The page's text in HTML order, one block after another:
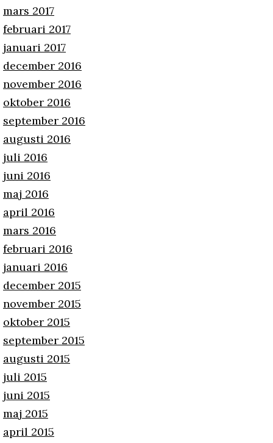
mars 2017
februari 2017
januari 2017
december 2016
november 2016
oktober 2016
september 2016
augusti 2016
juli 2016
juni 2016
maj 2016
april 2016
mars 2016
februari 2016
januari 2016
december 2015
november 2015
oktober 2015
september 2015
augusti 2015
juli 2015
juni 2015
maj 2015
april 2015